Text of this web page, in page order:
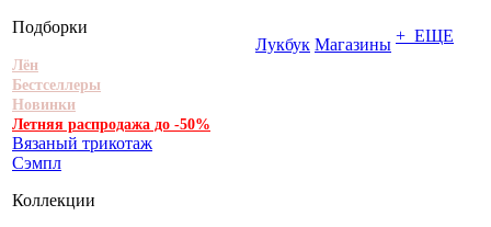
Подборки
Лён
Бестселлеры
Новинки
Летняя распродажа до -50%
Вязаный трикотаж
Сэмпл
Коллекции
Лукбук Магазины + ЕЩЕ